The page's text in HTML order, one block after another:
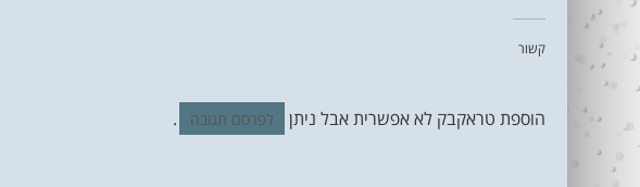
קשור
הוספת טראקבק לא אפשרית אבל ניתן לפרסם תגובה .